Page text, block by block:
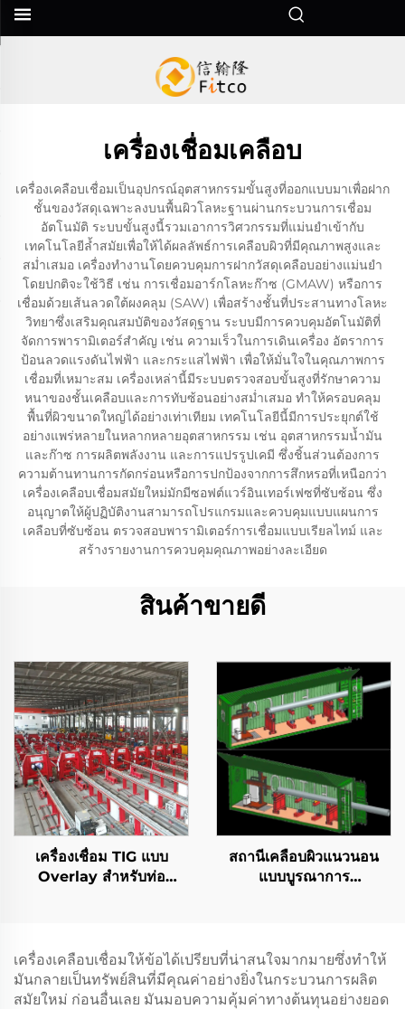
เครื่องเชื่อมเคลือบ
เครื่องเคลือบเชื่อมเป็นอุปกรณ์อุตสาหกรรมขั้นสูงที่ออกแบบมาเพื่อฝาก
ชั้นของวัสดุเฉพาะลงบนพื้นผิวโลหะฐานผ่านกระบวนการเชื่อม
อัตโนมัติ ระบบขั้นสูงนี้รวมเอาการวิศวกรรมที่แม่นยำเข้ากับ
เทคโนโลยีล้ำสมัยเพื่อให้ได้ผลลัพธ์การเคลือบผิวที่มีคุณภาพสูงและ
สม่ำเสมอ เครื่องทำงานโดยควบคุมการฝากวัสดุเคลือบอย่างแม่นยำ
โดยปกติจะใช้วิธี เช่น การเชื่อมอาร์กโลหะก๊าซ (GMAW) หรือการ
เชื่อมด้วยเส้นลวดใต้ผงคลุม (SAW) เพื่อสร้างชั้นที่ประสานทางโลหะ
วิทยาซึ่งเสริมคุณสมบัติของวัสดุฐาน ระบบมีการควบคุมอัตโนมัติที่
จัดการพารามิเตอร์สำคัญ เช่น ความเร็วในการเดินเครื่อง อัตราการ
ป้อนลวดแรงดันไฟฟ้า และกระแสไฟฟ้า เพื่อให้มั่นใจในคุณภาพการ
เชื่อมที่เหมาะสม เครื่องเหล่านี้มีระบบตรวจสอบขั้นสูงที่รักษาความ
หนาของชั้นเคลือบและการทับซ้อนอย่างสม่ำเสมอ ทำให้ครอบคลุม
พื้นที่ผิวขนาดใหญ่ได้อย่างเท่าเทียม เทคโนโลยีนี้มีการประยุกต์ใช้
อย่างแพร่หลายในหลากหลายอุตสาหกรรม เช่น อุตสาหกรรมน้ำมัน
และก๊าซ การผลิตพลังงาน และการแปรรูปเคมี ซึ่งชิ้นส่วนต้องการ
ความต้านทานการกัดกร่อนหรือการปกป้องจากการสึกหรอที่เหนือกว่า
เครื่องเคลือบเชื่อมสมัยใหม่มักมีซอฟต์แวร์อินเทอร์เฟซที่ซับซ้อน ซึ่ง
อนุญาตให้ผู้ปฏิบัติงานสามารถโปรแกรมและควบคุมแบบแผนการ
เคลือบที่ซับซ้อน ตรวจสอบพารามิเตอร์การเชื่อมแบบเรียลไทม์ และ
สร้างรายงานการควบคุมคุณภาพอย่างละเอียด
สินค้าขายดี
เครื่องเชื่อม TIG แบบ
Overlay สำหรับท่อ
สถานีเคลือบผิวแนวนอน
แบบบูรณาการ
เครื่องเคลือบเชื่อมให้ข้อได้เปรียบที่น่าสนใจมากมายซึ่งทำให้
มันกลายเป็นทรัพย์สินที่มีคุณค่าอย่างยิ่งในกระบวนการผลิต
สมัยใหม่ ก่อนอื่นเลย มันมอบความคุ้มค่าทางต้นทุนอย่างยอด